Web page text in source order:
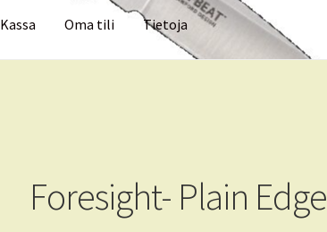
Kassa Oma tili Tietoja
Foresight- Plain Edge